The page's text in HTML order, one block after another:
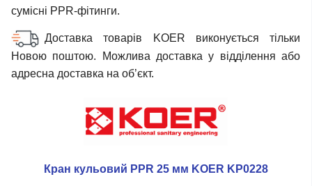
сумісні PPR-фітинги.
Доставка товарів KOER виконується тільки
Новою поштою. Можлива доставка у відділення або
адресна доставка на об’єкт.
Кран кульовий PPR 25 мм KOER KP0228